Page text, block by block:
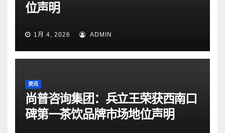
位声明
1月 4, 2026 ADMIN
资讯
尚普咨询集团：兵立王荣获西南口
碑第一茶饮品牌市场地位声明